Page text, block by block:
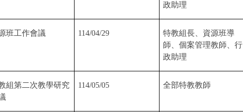
政助理
班工作會議 114/04/29
特教組長、資源班導
師、個案管理教師、行
政助理
組第二次教學研究
114/05/05 全部特教教師